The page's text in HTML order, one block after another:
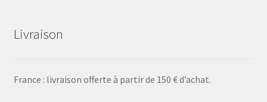
Livraison
France : livraison offerte à partir de 150 € d’achat.